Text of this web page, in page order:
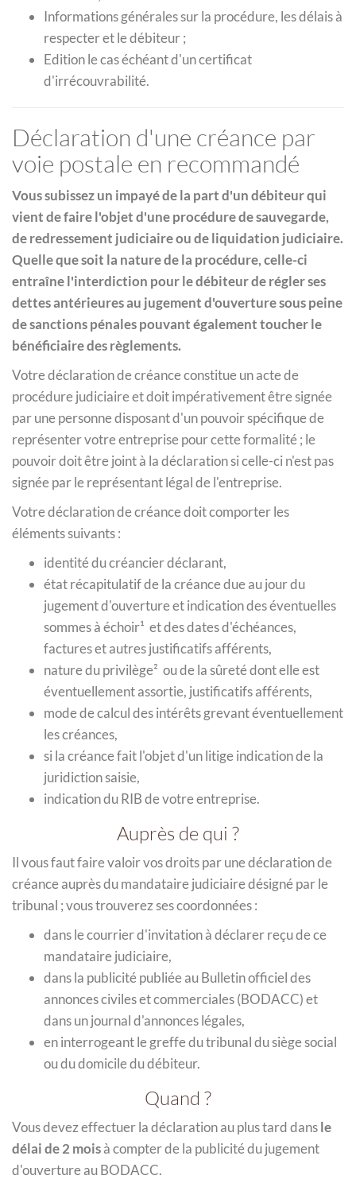
Informations générales sur la procédure, les délais à
respecter et le débiteur ;
Edition le cas échéant d'un certificat
d'irrécouvrabilité.
Déclaration d'une créance par
voie postale en recommandé
Vous subissez un impayé de la part d'un débiteur qui
vient de faire l'objet d'une procédure de sauvegarde,
de redressement judiciaire ou de liquidation judiciaire.
Quelle que soit la nature de la procédure, celle-ci
entraîne l'interdiction pour le débiteur de régler ses
dettes antérieures au jugement d'ouverture sous peine
de sanctions pénales pouvant également toucher le
bénéficiaire des règlements.
Votre déclaration de créance constitue un acte de
procédure judiciaire et doit impérativement être signée
par une personne disposant d'un pouvoir spécifique de
représenter votre entreprise pour cette formalité ; le
pouvoir doit être joint à la déclaration si celle-ci n'est pas
signée par le représentant légal de l'entreprise.
Votre déclaration de créance doit comporter les
éléments suivants :
identité du créancier déclarant,
état récapitulatif de la créance due au jour du
jugement d'ouverture et indication des éventuelles
sommes à échoir¹ et des dates d'échéances,
factures et autres justificatifs afférents,
nature du privilège² ou de la sûreté dont elle est
éventuellement assortie, justificatifs afférents,
mode de calcul des intérêts grevant éventuellement
les créances,
si la créance fait l'objet d'un litige indication de la
juridiction saisie,
indication du RIB de votre entreprise.
Auprès de qui ?
Il vous faut faire valoir vos droits par une déclaration de
créance auprès du mandataire judiciaire désigné par le
tribunal ; vous trouverez ses coordonnées :
dans le courrier d'invitation à déclarer reçu de ce
mandataire judiciaire,
dans la publicité publiée au Bulletin officiel des
annonces civiles et commerciales (BODACC) et
dans un journal d'annonces légales,
en interrogeant le greffe du tribunal du siège social
ou du domicile du débiteur.
Quand ?
Vous devez effectuer la déclaration au plus tard dansle
délai de 2 moisà compter de la publicité du jugement
d'ouverture au BODACC.